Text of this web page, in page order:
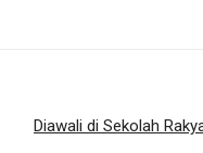
Diawali di Sekolah